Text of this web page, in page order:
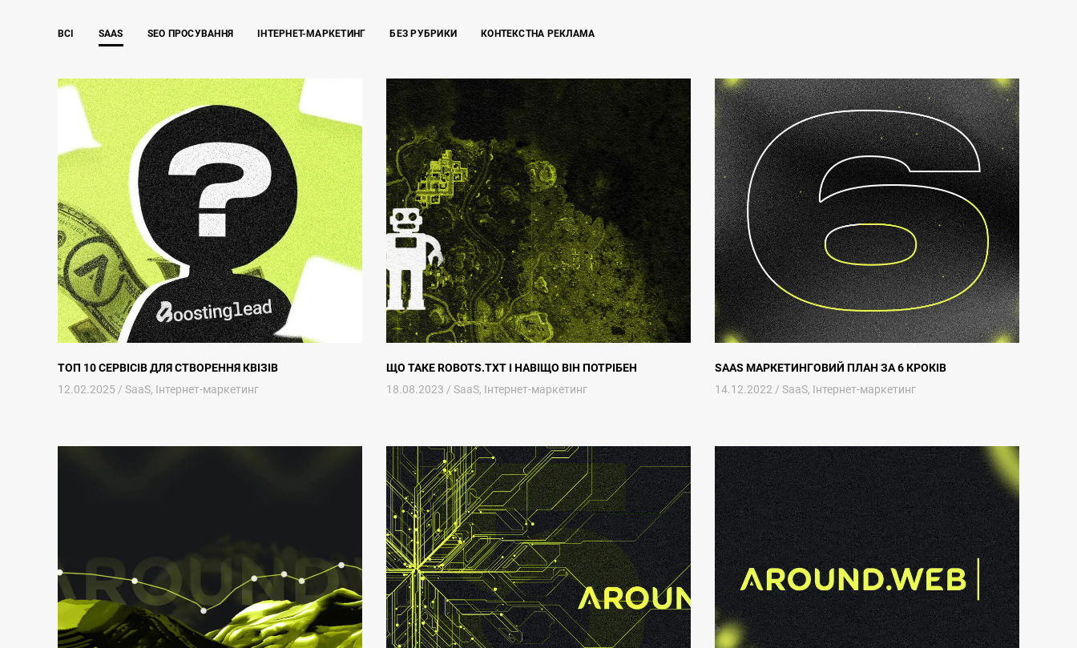
ВСІ SAAS SEO ПРОСУВАННЯ ІНТЕРНЕТ-МАРКЕТИНГ БЕЗ РУБРИКИ КОНТЕКСТНА РЕКЛАМА
ТОП 10 сервісів для створення квізів
ТОП 10 СЕРВІСІВ ДЛЯ СТВОРЕННЯ КВІЗІВ
12.02.2025 / SaaS, Інтернет-маркетинг
Що таке robots.txt і навіщо він потрібен
ЩО ТАКЕ ROBOTS.TXT І НАВІЩО ВІН ПОТРІБЕН
18.08.2023 / SaaS, Інтернет-маркетинг
SaaS маркетинговий план за 6 кроків
SAAS МАРКЕТИНГОВИЙ ПЛАН ЗА 6 КРОКІВ
14.12.2022 / SaaS, Інтернет-маркетинг
5 Порад для SaaS з Автоматизації Маркетингу PPC реклама для SaaS компаній – оцінка ефективності інструменту